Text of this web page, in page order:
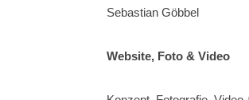
Sebastian Göbbel
Website, Foto & Video